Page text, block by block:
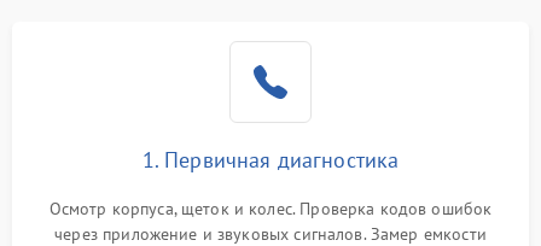
1. Первичная диагностика
Осмотр корпуса, щеток и колес. Проверка кодов ошибок
через приложение и звуковых сигналов. Замер емкости